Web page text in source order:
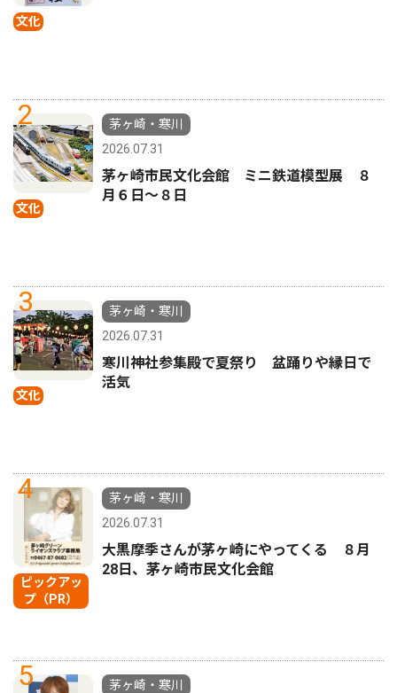
文化
2
文化
茅ヶ崎・寒川
2026.07.31
茅ヶ崎市民文化会館 ミニ鉄道模型展 ８
月６日〜８日
3
文化
茅ヶ崎・寒川
2026.07.31
寒川神社参集殿で夏祭り 盆踊りや縁日で
活気
4
ピックアッ
プ（PR）
茅ヶ崎・寒川
2026.07.31
大黒摩季さんが茅ヶ崎にやってくる ８月
28日、茅ヶ崎市民文化会館
5
茅ヶ崎・寒川